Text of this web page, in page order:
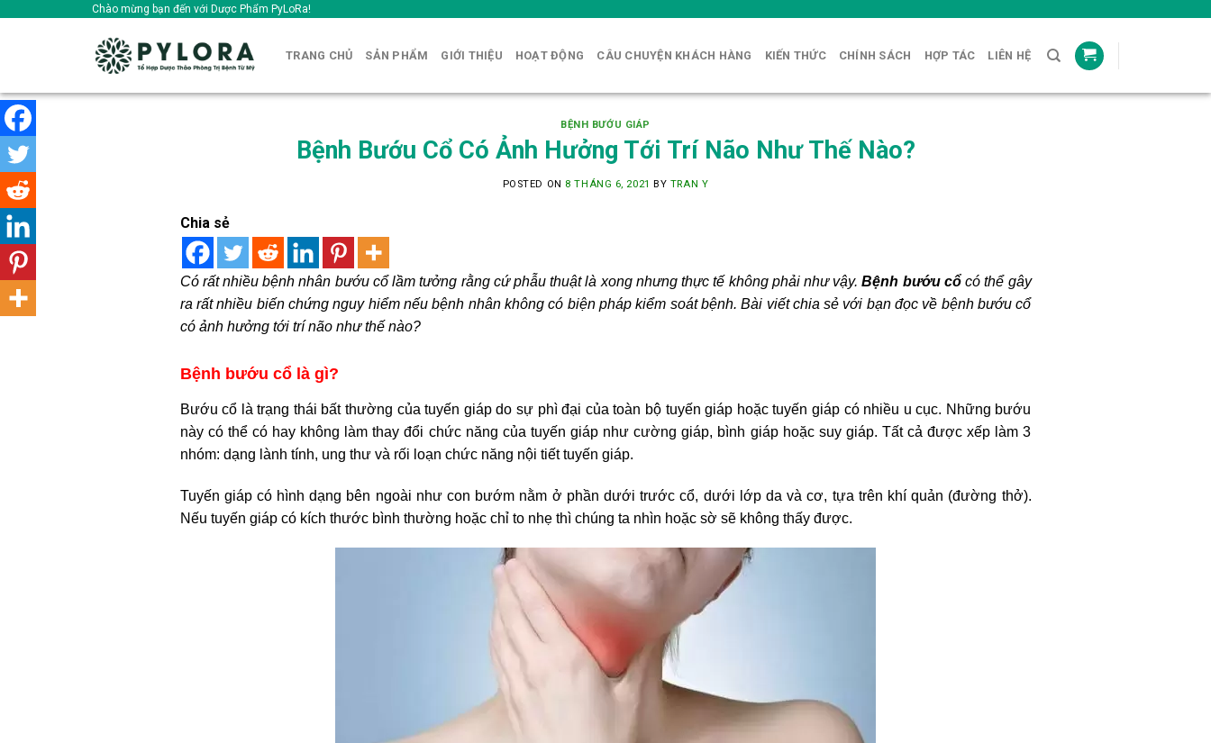
Chào mừng bạn đến với Dược Phẩm PyLoRa!
TRANG CHỦ SẢN PHẨM GIỚI THIỆU HOẠT ĐỘNG CÂU CHUYỆN KHÁCH HÀNG KIẾN THỨC CHÍNH SÁCH HỢP TÁC LIÊN HỆ
BỆNH BƯỚU GIÁP
Bệnh Bướu Cổ Có Ảnh Hưởng Tới Trí Não Như Thế Nào?
POSTED ON 8 THÁNG 6, 2021 BY TRAN Y
Chia sẻ
Có rất nhiều bệnh nhân bướu cổ lầm tưởng rằng cứ phẫu thuật là xong nhưng thực tế không phải như vậy.Bệnh bướu cổcó thể gây
ra rất nhiều biến chứng nguy hiểm nếu bệnh nhân không có biện pháp kiểm soát bệnh. Bài viết chia sẻ với bạn đọc về bệnh bướu cổ
có ảnh hưởng tới trí não như thế nào?
Bệnh bướu cổ là gì?
Bướu cổ là trạng thái bất thường của tuyến giáp do sự phì đại của toàn bộ tuyến giáp hoặc tuyến giáp có nhiều u cục. Những bướu
này có thể có hay không làm thay đổi chức năng của tuyến giáp như cường giáp, bình giáp hoặc suy giáp. Tất cả được xếp làm 3
nhóm: dạng lành tính, ung thư và rối loạn chức năng nội tiết tuyến giáp.
Tuyến giáp có hình dạng bên ngoài như con bướm nằm ở phần dưới trước cổ, dưới lớp da và cơ, tựa trên khí quản (đường thở).
Nếu tuyến giáp có kích thước bình thường hoặc chỉ to nhẹ thì chúng ta nhìn hoặc sờ sẽ không thấy được.